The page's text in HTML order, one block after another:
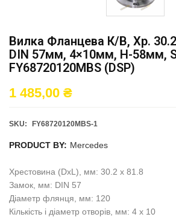
Вилка Фланцева К/в, Хр.
DIN 57мм, 4×10мм, H-58мм,
FY68720120MBS (DSP)
1 485,00 ₴
SKU: FY68720120MBS-1
PRODUCT BY: Mercedes
Хрестовина (DxL), мм: 30.2 x 81.8
Замок, мм: DIN 57
Діаметр флянця, мм: 120
Кількість і діаметр отворів, мм: 4 x 10